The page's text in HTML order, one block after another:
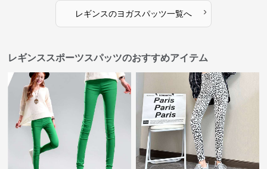
レギンスのヨガスパッツ一覧へ ›
レギンススポーツスパッツのおすすめアイテム